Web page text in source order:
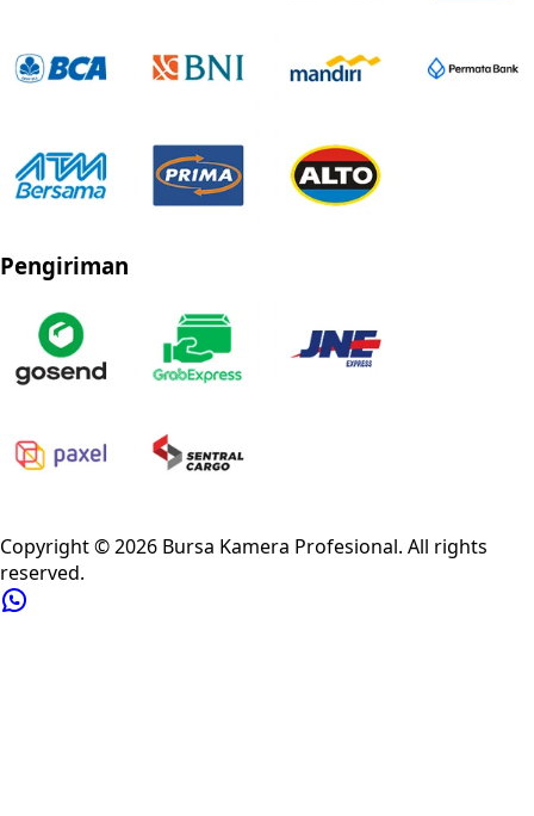
Pengiriman
Copyright ©2026 Bursa Kamera Profesional. All rights
reserved.